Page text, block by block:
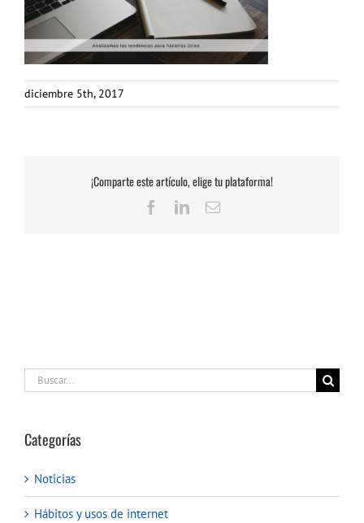
diciembre 5th, 2017
¡Comparte este artículo, elige tu plataforma!
Facebook
LinkedInCorreo
Buscar:
Categorías
Noticias
Hábitos y usos de internet